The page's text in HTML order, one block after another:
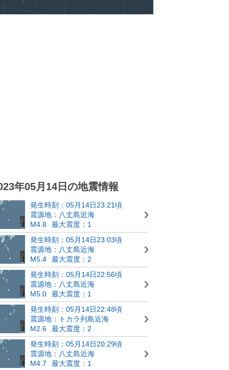
年05月14日の地震情報
発生時刻：05月14日23:21頃
震源地：八丈島近海
M4.8
最大震度：1
発生時刻：05月14日23:03頃
震源地：八丈島近海
M5.4
最大震度：2
発生時刻：05月14日22:56頃
震源地：八丈島近海
M5.0
最大震度：1
発生時刻：05月14日22:48頃
震源地：トカラ列島近海
M2.6
最大震度：2
発生時刻：05月14日20:29頃
震源地：八丈島近海
M4.7
最大震度：1